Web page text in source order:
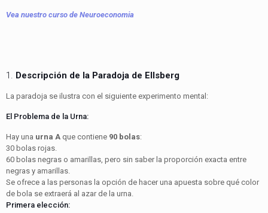
Vea nuestro curso de Neuroeconomia
1. Descripción de la Paradoja de Ellsberg
La paradoja se ilustra con el siguiente experimento mental:
El Problema de la Urna:
Hay una urna A que contiene 90 bolas:
30 bolas rojas.
60 bolas negras o amarillas, pero sin saber la proporción exacta entre
negras y amarillas.
Se ofrece a las personas la opción de hacer una apuesta sobre qué color
de bola se extraerá al azar de la urna.
Primera elección: